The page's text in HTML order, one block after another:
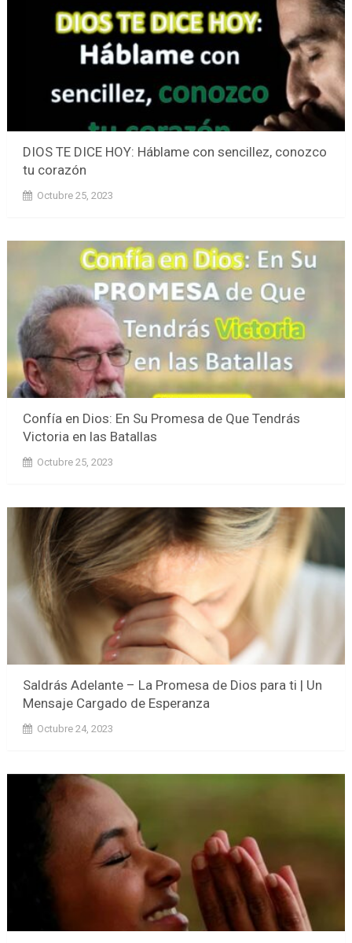
DIOS TE DICE HOY: Háblame con sencillez, conozco
tu corazón
Octubre 25, 2023
Confía en Dios: En Su Promesa de Que Tendrás
Victoria en las Batallas
Octubre 25, 2023
Saldrás Adelante – La Promesa de Dios para ti | Un
Mensaje Cargado de Esperanza
Octubre 24, 2023